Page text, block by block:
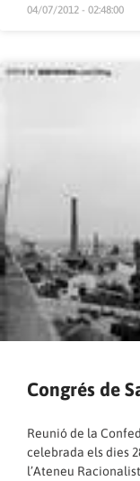
04/07/2012 - 02:48:00
Congrés de
Reunió de la
celebrada els dies
l’Ateneu